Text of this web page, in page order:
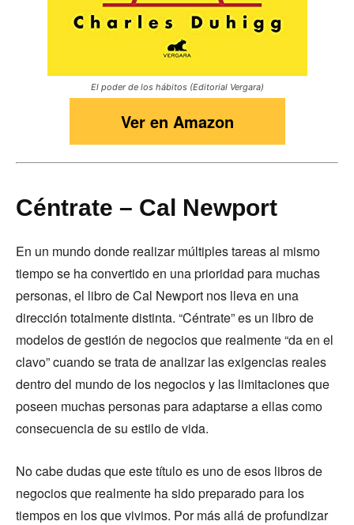
El poder de los hábitos (Editorial Vergara)
Ver en Amazon
Céntrate – Cal Newport
En un mundo donde realizar múltiples tareas al mismo
tiempo se ha convertido en una prioridad para muchas
personas, el libro de Cal Newport nos lleva en una
dirección totalmente distinta. “Céntrate” es un libro de
modelos de gestión de negocios que realmente “da en el
clavo” cuando se trata de analizar las exigencias reales
dentro del mundo de los negocios y las limitaciones que
poseen muchas personas para adaptarse a ellas como
consecuencia de su estilo de vida.
No cabe dudas que este título es uno de esos libros de
negocios que realmente ha sido preparado para los
tiempos en los que vivimos. Por más allá de profundizar